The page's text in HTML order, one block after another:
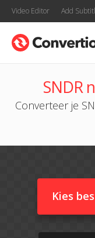
Video Editor Add
SNDR
Converteer je
Kies